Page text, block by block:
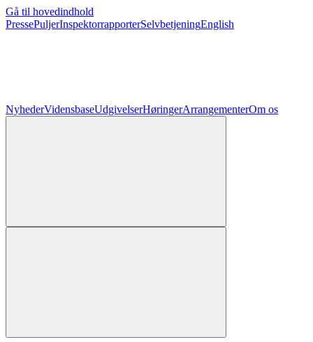
Gå til hovedindhold
PressePuljerInspektorrapporterSelvbetjeningEnglish
NyhederVidensbaseUdgivelserHøringerArrangementerOm os